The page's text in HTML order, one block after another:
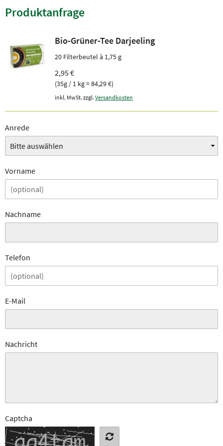
Produktanfrage
Bio-Grüner-Tee Darjeeling
20 Filterbeutel à 1,75 g
2,95 €
(35g / 1 kg = 84,29 €)
inkl. MwSt. zzgl. Versandkosten
Anrede
Vorname
Nachname
Telefon
E-Mail
Nachricht
Captcha